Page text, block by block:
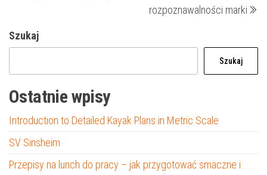
rozpoznawalności marki
Szukaj
Szukaj
Ostatnie wpisy
Introduction to Detailed Kayak Plans in Metric Scale
SV Sinsheim
Przepisy na lunch do pracy – jak przygotować smaczne i